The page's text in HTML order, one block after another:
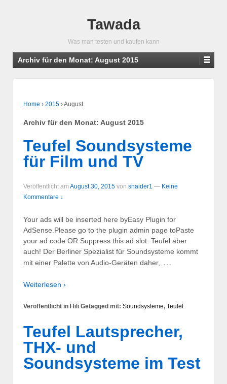
Tawada
Was man testen und kaufen kann
Archiv für den Monat: August 2015
Home › 2015 ›August
Archiv für den Monat: August 2015
Teufel Soundsysteme
für Film und TV
Veröffentlicht am August 30, 2015 von snaider1 — Keine
Kommentare ↓
Your ads will be inserted here byEasy Plugin for
AdSense.Please go to the plugin admin page toPaste
your ad code OR Suppress this ad slot. Teufel aber
auch! Der Berliner Spezialist für Soundsysteme kommt
mit einer Palette von Audio-Geräten daher,
…
Weiterlesen ›
Veröffentlicht in Hifi Getagged mit: Soundsysteme, Teufel
Teufel Lautsprecher,
THX- und
Soundsysteme im Test